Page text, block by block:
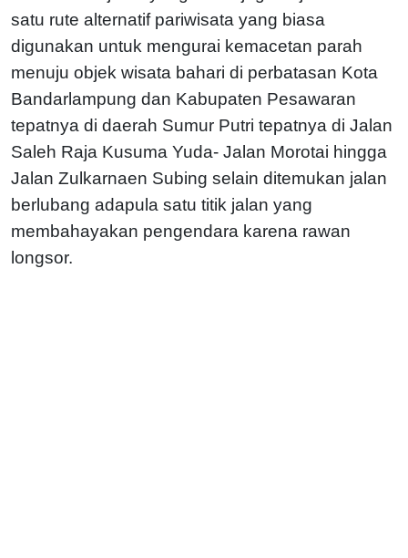
satu rute alternatif pariwisata yang biasa
digunakan untuk mengurai kemacetan parah
menuju objek wisata bahari di perbatasan Kota
Bandarlampung dan Kabupaten Pesawaran
tepatnya di daerah Sumur Putri tepatnya di Jalan
Saleh Raja Kusuma Yuda- Jalan Morotai hingga
Jalan Zulkarnaen Subing selain ditemukan jalan
berlubang adapula satu titik jalan yang
membahayakan pengendara karena rawan
longsor.